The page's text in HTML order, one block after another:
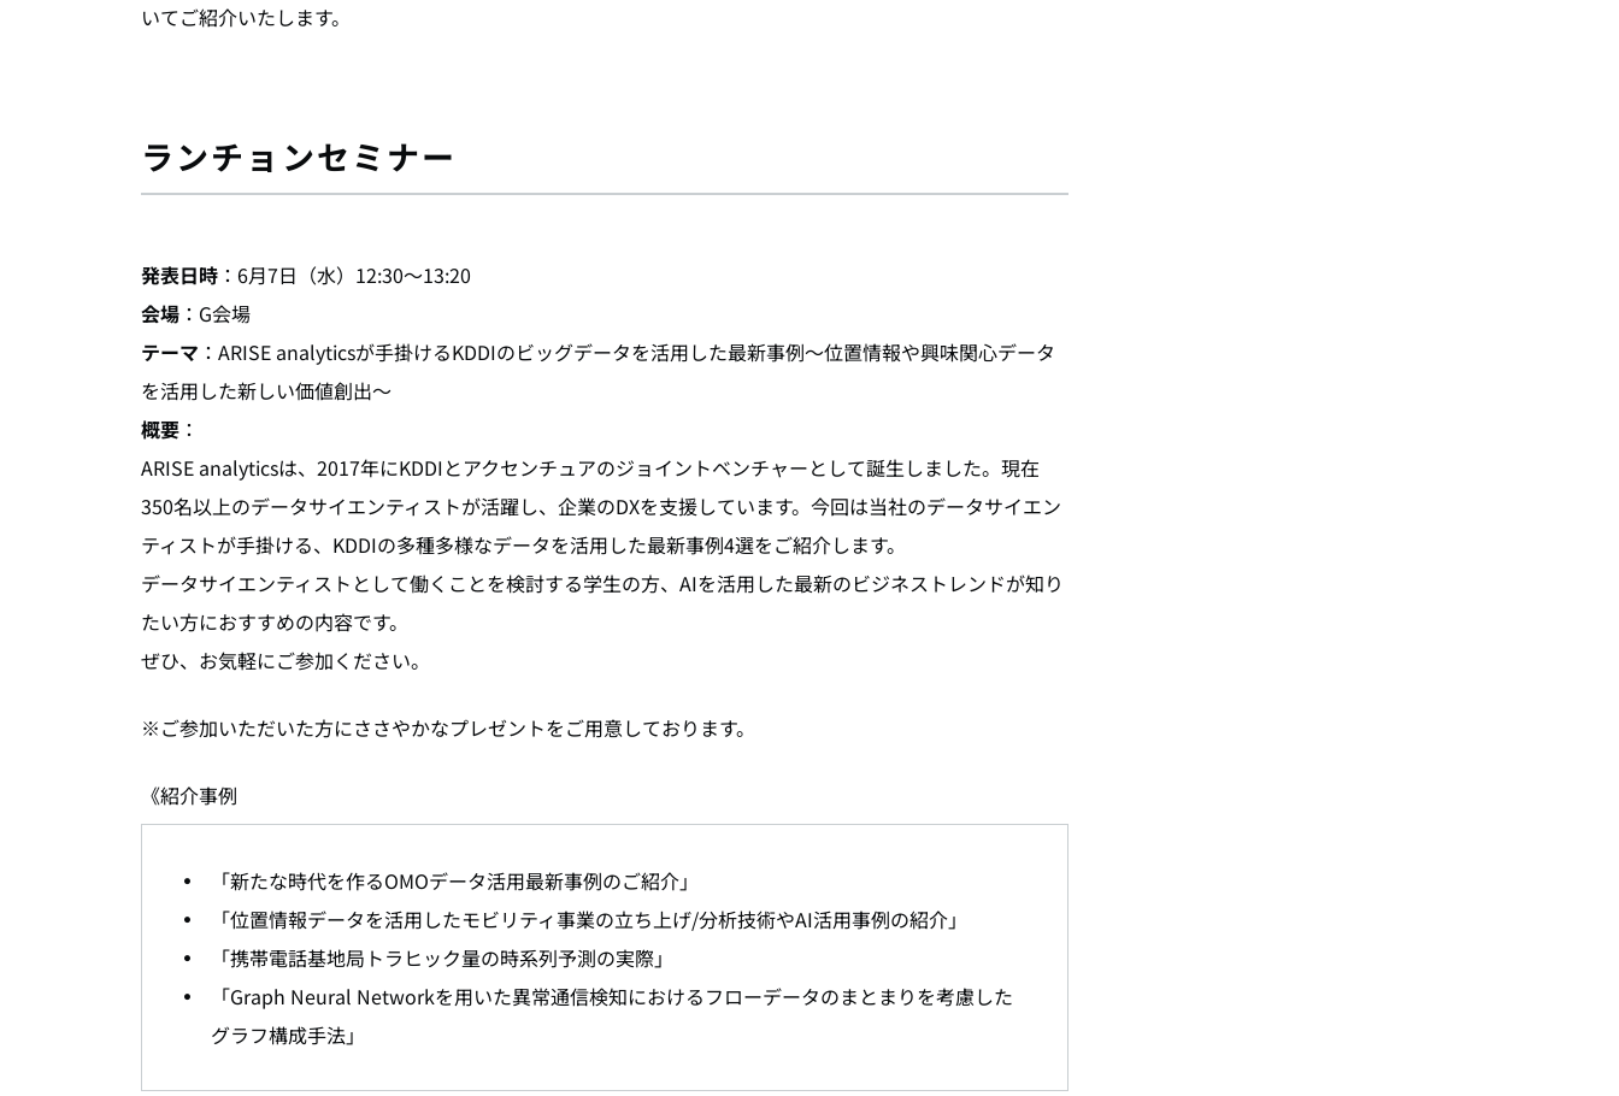
いてご紹介いたします。
ランチョンセミナー
発表日時 ：6月7日（水）12:30～13:20
会場 ：G会場
テーマ ：ARISE analyticsが手掛けるKDDIのビッグデータを活用した最新事例～位置情報や興味関心データ
を活用した新しい価値創出～
概要 ：
ARISE analyticsは、2017年にKDDIとアクセンチュアのジョイントベンチャーとして誕生しました。現在
350名以上のデータサイエンティストが活躍し、企業のDXを支援しています。 今回は当社のデータサイエン
ティストが手掛ける、KDDIの多種多様なデータを活用した最新事例4選をご紹介します。
データサイエンティストとして働くことを検討する学生の方、AIを活用した最新のビジネストレンドが知り
たい方におすすめの内容です。
ぜひ、お気軽にご参加ください。
※ご参加いただいた方にささやかなプレゼントをご用意しております。
《紹介事例
「新たな時代を作るOMOデータ活用最新事例のご紹介」
「位置情報データを活用したモビリティ事業の立ち上げ/分析技術やAI活用事例の紹介」
「携帯電話基地局トラヒック量の時系列予測の実際」
「Graph Neural Networkを用いた異常通信検知におけるフローデータのまとまりを考慮した
グラフ構成手法」